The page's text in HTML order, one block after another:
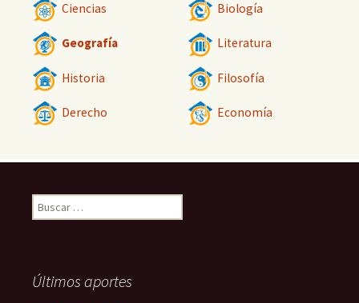
Ciencias Biología
Geografía Literatura
Historia Filosofía
Derecho Economía
Buscar:
Últimos aportes